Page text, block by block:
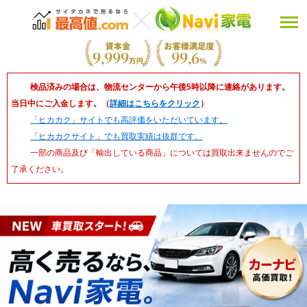
検品済みの場合は、物流センターから午後5時以降に連絡があります。
当日中にご入金します。（詳細はこちらをクリック ）
「ヒカカク」サイトでも高評価をいただいています。
「ヒカカクサイト」でも買取実績は抜群です。
一部の商品及び「輸出している商品」については買取出来ませんのでご
了承ください。